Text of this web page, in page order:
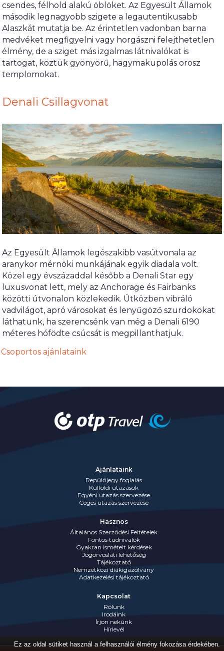
csendes, félhold alakú öblöket. Az Egyesült Államok
második legnagyobb szigete a legautentikusabb
Alaszkát mutatja be. Az érintetlen vadonban barna
medvéket megfigyelni vagy horgászni felejthetetlen
élmény, de a sziget más izgalmas látnivalókat is
tartogat, köztük gyönyörű, hagymakupolás orosz
templomokat.
Denali Csillagvonat
Az Egyesült Államok legészakibb vasútvonala az
aranykor mérnöki munkájának egyik diadala volt.
Közel egy évszázaddal később a Denali Star egy
luxusvonat lett, mely az Anchorage és Fairbanks
közötti útvonalon közlekedik. Útközben vibráló
vadvilágot, apró városokat és lenyűgöző szurdokokat
láthatunk, ha szerencsénk van még a Denali 6190
méteres hófödte csúcsát is megpillanthatjuk.
Csoportos ajánlataink
Ajánlataink
Repülőjegy foglalás
Külföldi utazások
Egyéni utazás szervezése
Céges utazás szervezése
Hasznos
Általános Szerződési Feltételek
Fontos tudnivalók
Gyakran ismételt kérdések
Jogorvoslati lehetőség
Tájékoztató
Nemzetközi diákigazolvány
Adatkezelési tájékoztató
Kapcsolat
Rólunk
Irodáink
Írjon nekünk
Hírlevél
Ez az oldal sütiket használ a felhasználói élmény fokozása érdekében.